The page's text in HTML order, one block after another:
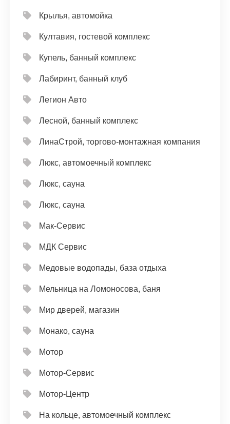
Крылья, автомойка
Култавия, гостевой комплекс
Купель, банный комплекс
Лабиринт, банный клуб
Легион Авто
Лесной, банный комплекс
ЛинаСтрой, торгово-монтажная компания
Люкс, автомоечный комплекс
Люкс, сауна
Люкс, сауна
Мак-Сервис
МДК Сервис
Медовые водопады, база отдыха
Мельница на Ломоносова, баня
Мир дверей, магазин
Монако, сауна
Мотор
Мотор-Сервис
Мотор-Центр
На кольце, автомоечный комплекс